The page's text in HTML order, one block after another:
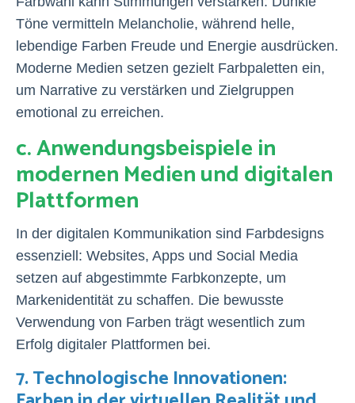
Töne vermitteln Melancholie, während helle,
lebendige Farben Freude und Energie ausdrücken.
Moderne Medien setzen gezielt Farbpaletten ein,
um Narrative zu verstärken und Zielgruppen
emotional zu erreichen.
c. Anwendungsbeispiele in
modernen Medien und digitalen
Plattformen
In der digitalen Kommunikation sind Farbdesigns
essenziell: Websites, Apps und Social Media
setzen auf abgestimmte Farbkonzepte, um
Markenidentität zu schaffen. Die bewusste
Verwendung von Farben trägt wesentlich zum
Erfolg digitaler Plattformen bei.
7. Technologische Innovationen: